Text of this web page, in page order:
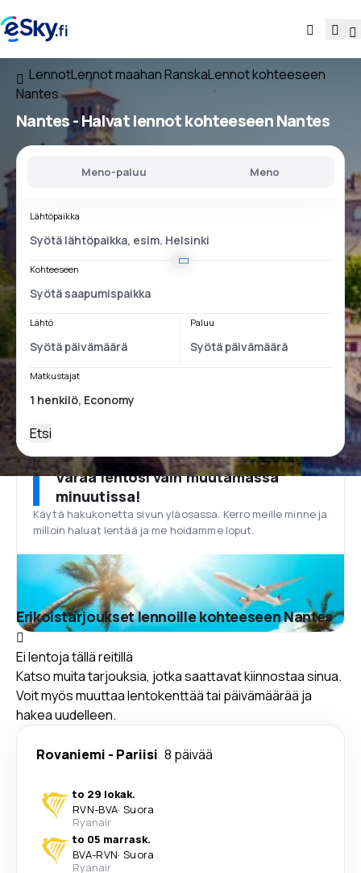
LennotLennot maahan RanskaLennot kohteeseen
Nantes
Nantes - Halvat lennot kohteeseen Nantes
Meno-paluu Meno
Lähtöpaikka
Kohteeseen
Lähtö Paluu
Matkustajat
Etsi
Varaa lentosi vain muutamassa
minuutissa!
Käytä hakukonetta sivun yläosassa. Kerro meille minne ja
milloin haluat lentää ja me hoidamme loput.
Erikoistarjoukset lennoille kohteeseen Nantes
Ei lentoja tällä reitillä
Katso muita tarjouksia, jotka saattavat kiinnostaa sinua.
Voit myös muuttaa lentokenttää tai päivämäärää ja
hakea uudelleen.
Rovaniemi - Pariisi 8 päivää
to 29 lokak.
RVN-BVA· Suora
Ryanair
to 05 marrask.
BVA-RVN· Suora
Ryanair